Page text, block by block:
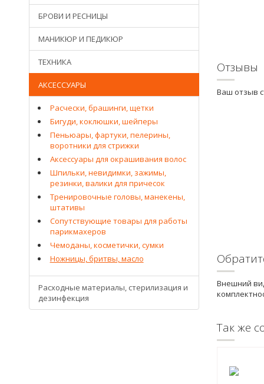
Отзывы
Ваш отзыв
Внешний
Так же
БРОВИ И РЕСНИЦЫ
МАНИКЮР И ПЕДИКЮР
ТЕХНИКА
АКСЕССУАРЫ
Расчески, брашинги, щетки
Бигуди, коклюшки, шейперы
Пеньюары, фартуки, пелерины,
воротники для стрижки
Аксессуары для окрашивания волос
Шпильки, невидимки, зажимы,
резинки, валики для причесок
Тренировочные головы, манекены,
штативы
Сопутствующие товары для работы
парикмахеров
Чемоданы, косметички, сумки
Ножницы, бритвы, масло
Расходные материалы, стерилизация и
дезинфекция